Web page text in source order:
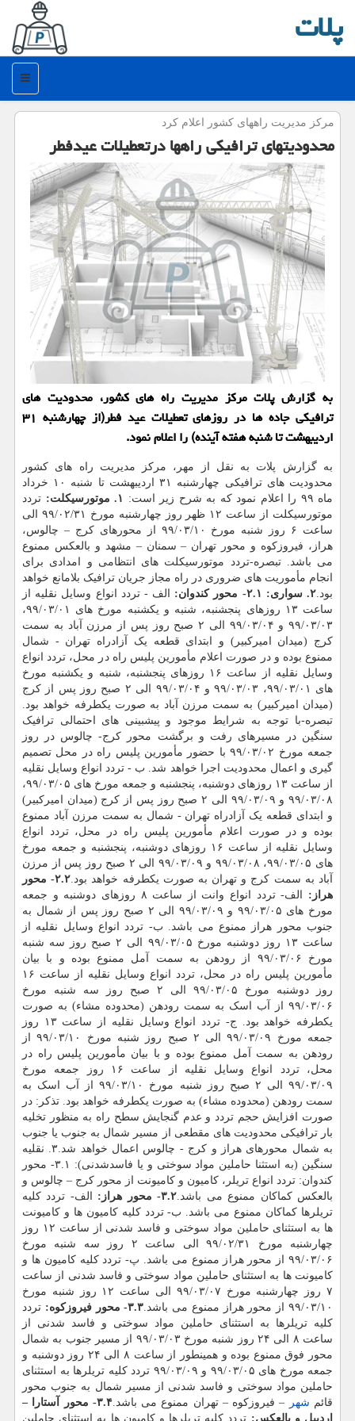
پلات
منو
مركز مدیریت راههای كشور اعلام كرد
محدودیتهای ترافیكی راهها درتعطیلات عیدفطر
به گزارش پلات مركز مدیریت راه های كشور، محدودیت های
ترافیكی جاده ها در روزهای تعطیلات عید فطر(از چهارشنبه ۳۱
اردیبهشت تا شنبه هفته آینده) را اعلام نمود.
به گزارش پلات به نقل از مهر، مرکز مدیریت راه های کشور
محدودیت های ترافیکی چهارشنبه ۳۱ اردیبهشت تا شنبه ۱۰ خرداد
ماه ۹۹ را اعلام نمود که به شرح زیر است:
۱. موتورسیکلت:
تردد
موتورسیکلت از ساعت ۱۲ ظهر روز چهارشنبه مورخ ۹۹/۰۲/۳۱ الی
ساعت ۶ روز شنبه مورخ ۹۹/۰۳/۱۰ از محورهای کرج – چالوس،
هراز، فیروزکوه و محور تهران – سمنان – مشهد و بالعکس ممنوع
می باشد. تبصره-تردد موتورسیکلت های انتظامی و امدادی برای
انجام مأموریت های ضروری در راه مجاز جریان ترافیک بلامانع خواهد
بود.۲. سواری: ۲.۱- محور کندوان:
الف - تردد انواع وسایل نقلیه از
ساعت ۱۳ روزهای پنجشنبه، شنبه و یکشنبه مورخ های ۹۹/۰۳/۰۱،
۹۹/۰۳/۰۳ و ۹۹/۰۳/۰۴ الی ۲ صبح روز پس از مرزن آباد به سمت
کرج (میدان امیرکبیر) و ابتدای قطعه یک آزادراه تهران - شمال
ممنوع بوده و در صورت اعلام مأمورین پلیس راه در محل، تردد انواع
وسایل نقلیه از ساعت ۱۶ روزهای پنجشنبه، شنبه و یکشنبه مورخ
های ۹۹/۰۳/۰۱، ۹۹/۰۳/۰۳ و ۹۹/۰۳/۰۴ الی ۲ صبح روز پس از کرج
(میدان امیرکبیر) به سمت مرزن آباد به صورت یکطرفه خواهد بود.
تبصره-با توجه به شرایط موجود و پیشبینی های احتمالی ترافیک
سنگین در مسیرهای رفت و برگشت محور کرج- چالوس در روز
جمعه مورخ ۹۹/۰۳/۰۲ با حضور مأمورین پلیس راه در محل تصمیم
گیری و اعمال محدودیت اجرا خواهد شد. ب - تردد انواع وسایل نقلیه
از ساعت ۱۳ روزهای دوشنبه، پنجشنبه و جمعه مورخ های ۹۹/۰۳/۰۵،
۹۹/۰۳/۰۸ و ۹۹/۰۳/۰۹ الی ۲ صبح روز پس از کرج (میدان امیرکبیر)
و ابتدای قطعه یک آزادراه تهران - شمال به سمت مرزن آباد ممنوع
بوده و در صورت اعلام مأمورین پلیس راه در محل، تردد انواع
وسایل نقلیه از ساعت ۱۶ روزهای دوشنبه، پنجشنبه و جمعه مورخ
های ۹۹/۰۳/۰۵، ۹۹/۰۳/۰۸ و ۹۹/۰۳/۰۹ الی ۲ صبح روز پس از مرزن
آباد به سمت کرج و تهران به صورت یکطرفه خواهد بود.
۲.۲- محور
هراز:
الف- تردد انواع وانت از ساعت ۸ روزهای دوشنبه و جمعه
مورخ های ۹۹/۰۳/۰۵ و ۹۹/۰۳/۰۹ الی ۲ صبح روز پس از شمال به
جنوب محور هراز ممنوع می باشد. ب- تردد انواع وسایل نقلیه از
ساعت ۱۳ روز دوشنبه مورخ ۹۹/۰۳/۰۵ الی ۲ صبح روز سه شنبه
مورخ ۹۹/۰۳/۰۶ از رودهن به سمت آمل ممنوع بوده و با بیان
مأمورین پلیس راه در محل، تردد انواع وسایل نقلیه از ساعت ۱۶
روز دوشنبه مورخ ۹۹/۰۳/۰۵ الی ۲ صبح روز سه شنبه مورخ
۹۹/۰۳/۰۶ از آب اسک به سمت رودهن (محدوده مشاء) به صورت
یکطرفه خواهد بود. ج- تردد انواع وسایل نقلیه از ساعت ۱۳ روز
جمعه مورخ ۹۹/۰۳/۰۹ الی ۲ صبح روز شنبه مورخ ۹۹/۰۳/۱۰ از
رودهن به سمت آمل ممنوع بوده و با بیان مأمورین پلیس راه در
محل، تردد انواع وسایل نقلیه از ساعت ۱۶ روز جمعه مورخ
۹۹/۰۳/۰۹ الی ۲ صبح روز شنبه مورخ ۹۹/۰۳/۱۰ از آب اسک به
سمت رودهن (محدوده مشاء) به صورت یکطرفه خواهد بود. تذکر: در
صورت افزایش حجم تردد و عدم گنجایش سطح راه به منظور تخلیه
بار ترافیکی محدودیت های مقطعی از مسیر شمال به جنوب یا جنوب
به شمال محورهای هراز و کرج - چالوس اعمال خواهد شد.۳. نقلیه
سنگین (به استثنا حاملین مواد سوختی و یا فاسدشدنی): ۳.۱- محور
کندوان: تردد انواع تریلر، کامیون و کامیونت از محور کرج – چالوس و
بالعکس کماکان ممنوع می باشد.۳.۲- محور هراز:
الف- تردد کلیه
تریلرها کماکان ممنوع می باشد. ب- تردد کلیه کامیون ها و کامیونت
ها به استثنای حاملین مواد سوختی و فاسد شدنی از ساعت ۱۲ روز
چهارشنبه مورخ ۹۹/۰۲/۳۱ الی ساعت ۲ روز سه شنبه مورخ
۹۹/۰۳/۰۶ از محور هراز ممنوع می باشد. پ- تردد کلیه کامیون ها و
کامیونت ها به استثنای حاملین مواد سوختی و فاسد شدنی از ساعت
۷ روز چهارشنبه مورخ ۹۹/۰۳/۰۷ الی ساعت ۱۲ روز شنبه مورخ
۹۹/۰۳/۱۰ از محور هراز ممنوع می باشد.
۳.۳- محور فیروزکوه:
تردد
کلیه تریلرها به استثنای حاملین مواد سوختی و فاسد شدنی از
ساعت ۸ الی ۲۴ روز شنبه مورخ ۹۹/۰۳/۰۳ از مسیر جنوب به شمال
محور فوق ممنوع بوده و همینطور از ساعت ۸ الی ۲۴ روز دوشنبه و
جمعه مورخ های ۹۹/۰۳/۰۵ و ۹۹/۰۳/۰۹ تردد کلیه تریلرها به استثنای
حاملین مواد سوختی و فاسد شدنی از مسیر شمال به جنوب محور
قائم شهر – فیروزکوه – تهران ممنوع می باشد.
۳.۴- محور آستارا –
اردبیل و بالعکس: تردد کلیه تریلرها و کامیون ها به استثنای حاملین